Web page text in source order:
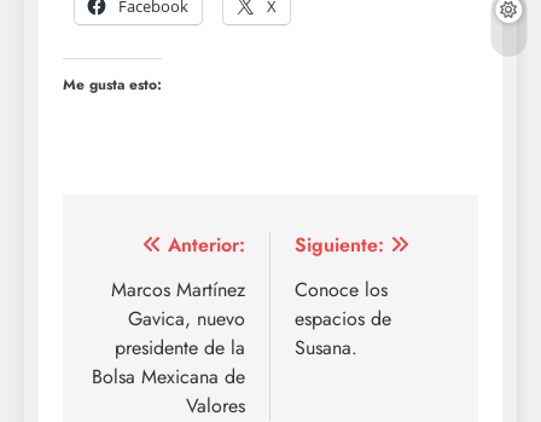
Facebook
X
Me gusta esto:
Navegación
de
entradas
Anterior:
Marcos Martínez
Gavica, nuevo
presidente de la
Bolsa Mexicana de
Valores
Siguiente:
Conoce los
espacios de
Susana.